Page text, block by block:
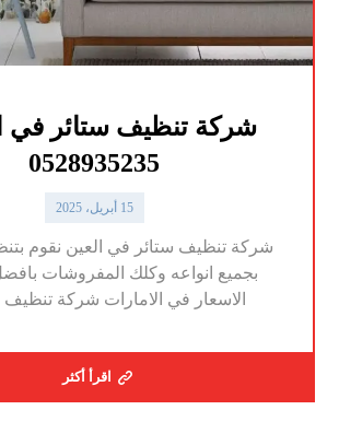
شركة تنظيف ستائر في
0528935235
15 أبريل، 2025
شركة تنظيف ستائر في العين نقوم
بجميع انواعه وكلك المفروشات
الاسعار في الامارات شركة تنظيف
اقرأ أكثر